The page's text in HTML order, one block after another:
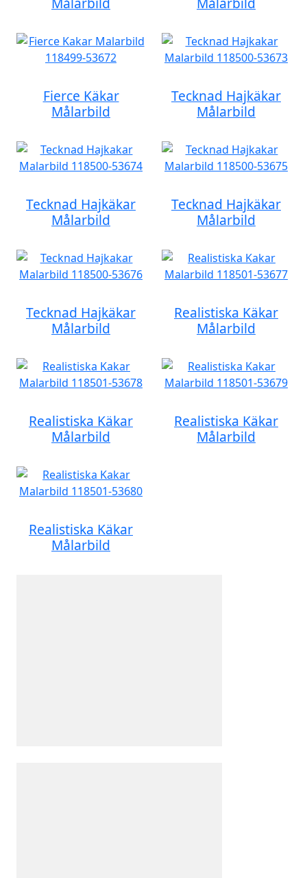
Fierce Käkar
Målarbild
Tecknad Hajkäkar
Målarbild
Tecknad Hajkäkar
Målarbild
Tecknad Hajkäkar
Målarbild
Tecknad Hajkäkar
Målarbild
Realistiska Käkar
Målarbild
Realistiska Käkar
Målarbild
Realistiska Käkar
Målarbild
Realistiska Käkar
Målarbild